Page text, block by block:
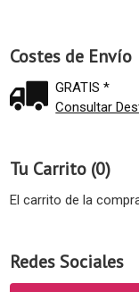
Costes de Envío
GRATIS *
Consultar
Tu Carrito (0)
El carrito de la
Redes Sociales